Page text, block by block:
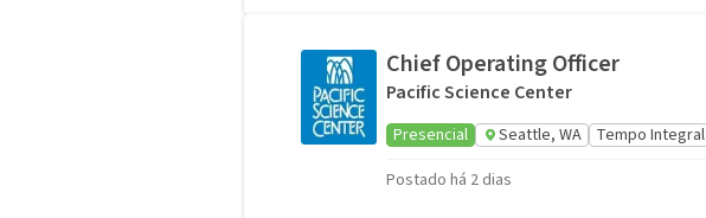
Chief Operating Officer
Pacific Science Center
Presencial Seattle, WA Tempo Integral
Postado há 2 dias